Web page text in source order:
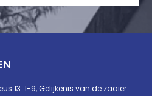
13: 1-9, Gelijkenis van de zaaier.